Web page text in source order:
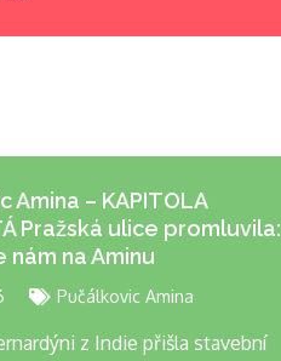
Amina – KAPITOLA
Pražská ulice promluvila:
nám na Aminu
Pučálkovic Amina
z Indie přišla stavební